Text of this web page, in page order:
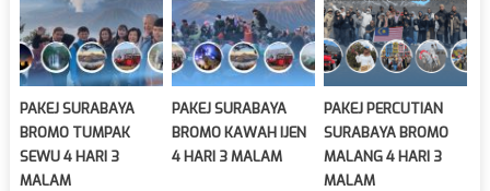
PAKEJ SURABAYA
BROMO TUMPAK
SEWU 4 HARI 3
MALAM
PAKEJ SURABAYA
BROMO KAWAH IJEN
4 HARI 3 MALAM
PAKEJ PERCUTIAN
SURABAYA BROMO
MALANG 4 HARI 3
MALAM